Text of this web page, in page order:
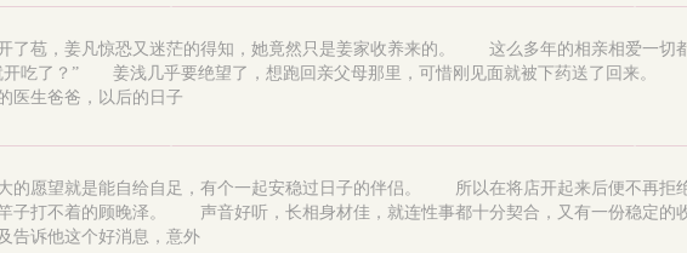
了苞，姜凡惊恐又迷茫的得知，她竟然只是姜家收养来的。 这么多年的相亲相爱一
开吃了？” 姜浅几乎要绝望了，想跑回亲父母那里，可惜刚见面就被下药送了回来
医生爸爸，以后的日子
愿望就是能自给自足，有个一起安稳过日子的伴侣。 所以在将店开起来后便不再
子打不着的顾晚泽。 声音好听，长相身材佳，就连性事都十分契合，又有一份稳定
告诉他这个好消息，意外